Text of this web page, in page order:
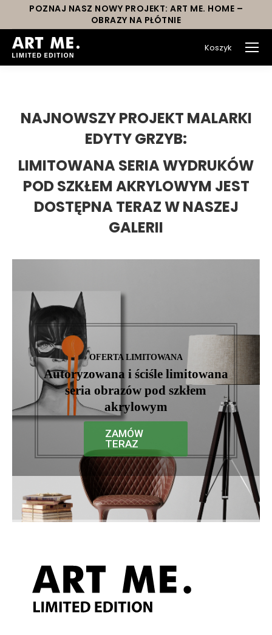
POZNAJ NASZ NOWY PROJEKT: ART ME. HOME –
OBRAZY NA PŁÓTNIE
Koszyk
NAJNOWSZY PROJEKT MALARKI
EDYTY GRZYB:
LIMITOWANA SERIA WYDRUKÓW
POD SZKŁEM AKRYLOWYM JEST
DOSTĘPNA TERAZ W NASZEJ
GALERII
OFERTA LIMITOWANA
Autoryzowana i ściśle limitowana
seria obrazów pod szkłem
akrylowym
ZAMÓW
TERAZ